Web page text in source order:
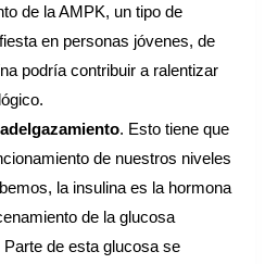
de la AMPK, un tipo de
en personas jóvenes, de
podría contribuir a ralentizar
. Esto tiene que
de nuestros niveles
la insulina es la hormona
de la glucosa
de esta glucosa se